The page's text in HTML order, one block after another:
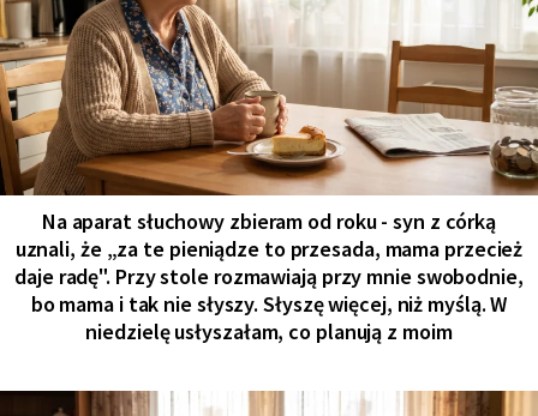
Na aparat słuchowy zbieram od roku - syn z córką
uznali, że „za te pieniądze to przesada, mama przecież
daje radę". Przy stole rozmawiają przy mnie swobodnie,
bo mama i tak nie słyszy. Słyszę więcej, niż myślą. W
niedzielę usłyszałam, co planują z moim